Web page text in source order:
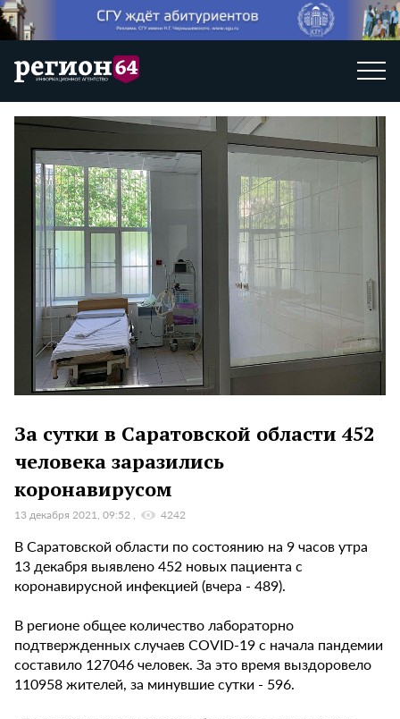
За сутки в Саратовской области 452
человека заразились
коронавирусом
13 декабря 2021, 09:52 4242
В Саратовской области по состоянию на 9 часов утра
13 декабря выявлено 452 новых пациента с
коронавирусной инфекцией (вчера - 489).
В регионе общее количество лабораторно
подтвержденных случаев COVID-19 с начала пандемии
составило 127046 человек. За это время выздоровело
110958 жителей, за минувшие сутки - 596.